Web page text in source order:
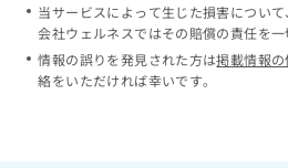
当サービスによって生じた損害につい
会社ウェルネスではその賠償の責任を一
情報の誤りを発見された方は掲載情報
絡をいただければ幸いです。